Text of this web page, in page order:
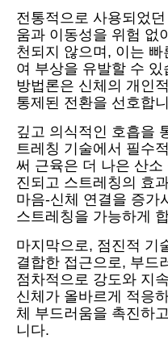
전통적으로 사용되었
움과 이동성을 위험 없
천되지 않으며, 이는
여 부상을 유발할 수
방법론은 신체의 개인
통제된 전환을 선호합
깊고 의식적인 호흡을
트레칭 기술에서 필수
써 근육은 더 나은 산
진되고 스트레칭의 효
마음-신체 연결을 증가
스트레칭을 가능하게
마지막으로, 점진적 기
결합한 접근으로, 부드
점차적으로 강도와 지
신체가 올바르게 적응
체 부드러움을 촉진하
니다.